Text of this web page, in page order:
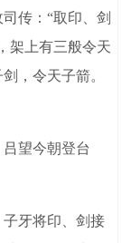
传：“取印、剑
架上有三般令天
，令天子箭。
望今朝登台
牙将印、剑接